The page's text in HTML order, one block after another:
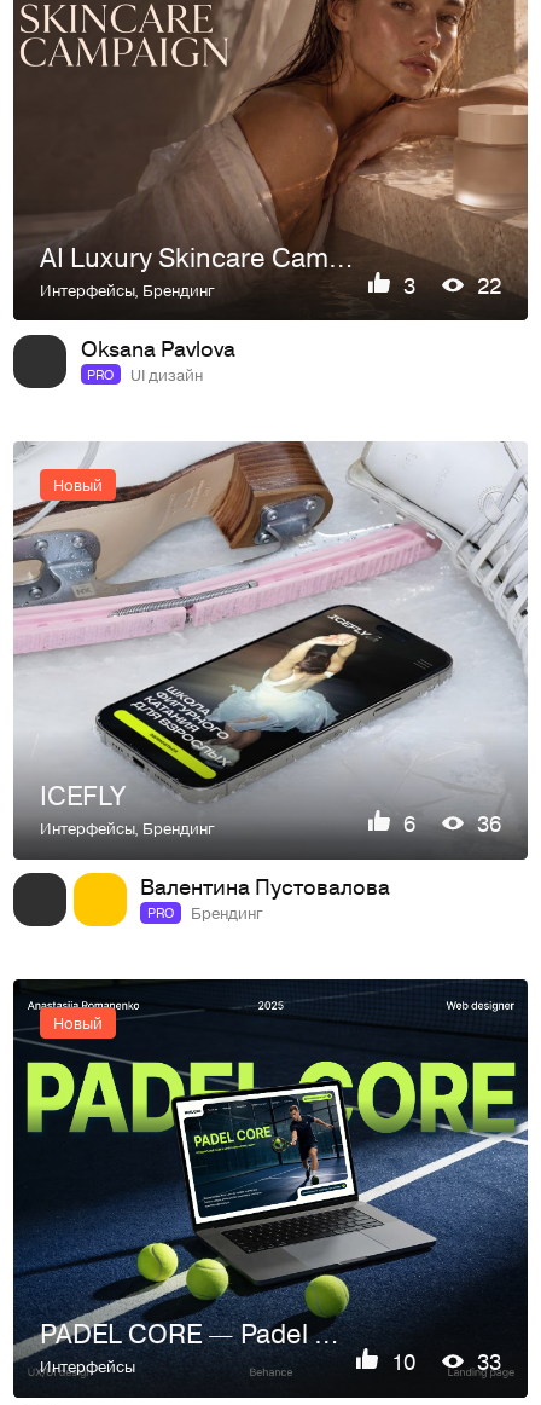
AI Luxury Skincare Campaign
Интерфейсы, Брендинг 3 22
Oksana Pavlova
PRO UI дизайн
Новый
ICEFLY
Интерфейсы,Брендинг 6 36
Валентина Пустовалова
PRO Брендинг
Новый
PADEL CORE — Padel Club Website Design / UX & Branding
Интерфейсы 10 33